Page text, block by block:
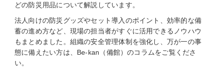
どの防災用品について解説しています。
法人向けの防災グッズやセット導入のポイント、効率的な備
蓄の進め方など、現場の担当者がすぐに活用できるノウハウ
もまとめました。組織の安全管理体制を強化し、万が一の事
態に備えたい方は、Be-kan（備館）のコラムをご覧くださ
い。